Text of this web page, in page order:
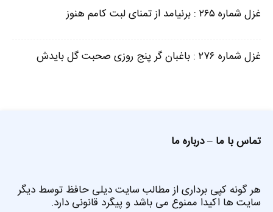
غزل شماره ۲۶۵ : برنیامد از تمنای لبت کامم هنوز
غزل شماره ۲۷۶ : باغبان گر پنج روزی صحبت گل بایدش
تماس با ما –درباره ما
هر گونه کپی برداری از مطالب سایت دیلی حافظ توسط دیگر
سایت ها اکیدا ممنوع می باشد و پیگرد قانونی دارد.